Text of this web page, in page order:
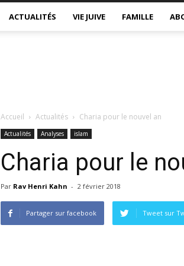
ACTUALITÉS VIE JUIVE FAMILLE
Accueil Actualités Charia pour le nouvel an
Actualités Analyses islam
Charia pour le
Par Rav Henri Kahn - 2 février 2018
Partager sur facebook Tweet sur